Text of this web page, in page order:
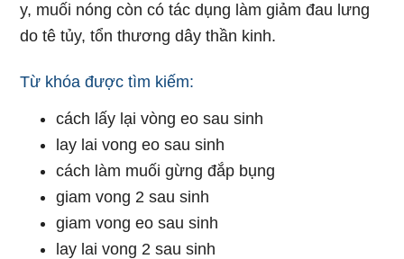
y, muối nóng còn có tác dụng làm giảm đau lưng
do tê tủy, tổn thương dây thần kinh.
Từ khóa được tìm kiếm:
cách lấy lại vòng eo sau sinh
lay lai vong eo sau sinh
cách làm muối gừng đắp bụng
giam vong 2 sau sinh
giam vong eo sau sinh
lay lai vong 2 sau sinh